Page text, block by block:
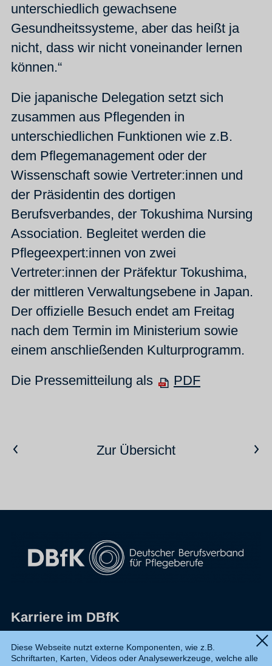
unterschiedlich gewachsene
Gesundheitssysteme, aber das heißt ja
nicht, dass wir nicht voneinander lernen
können.“
Die japanische Delegation setzt sich
zusammen aus Pflegenden in
unterschiedlichen Funktionen wie z.B.
dem Pflegemanagement oder der
Wissenschaft sowie Vertreter:innen und
der Präsidentin des dortigen
Berufsverbandes, der Tokushima Nursing
Association. Begleitet werden die
Pflegeexpert:innen von zwei
Vertreter:innen der Präfektur Tokushima,
der mittleren Verwaltungsebene in Japan.
Der offizielle Besuch endet am Freitag
nach dem Termin im Ministerium sowie
einem anschließenden Kulturprogramm.
Die Pressemitteilung als
PDF
Vorheriger ArtikelZur ÜbersichtNächster Artikel
Karriere im DBfK
Datenschutz
Diese Webseite nutzt externe Komponenten, wie z.B.
Schriftarten, Karten, Videos oder Analysewerkzeuge, welche alle